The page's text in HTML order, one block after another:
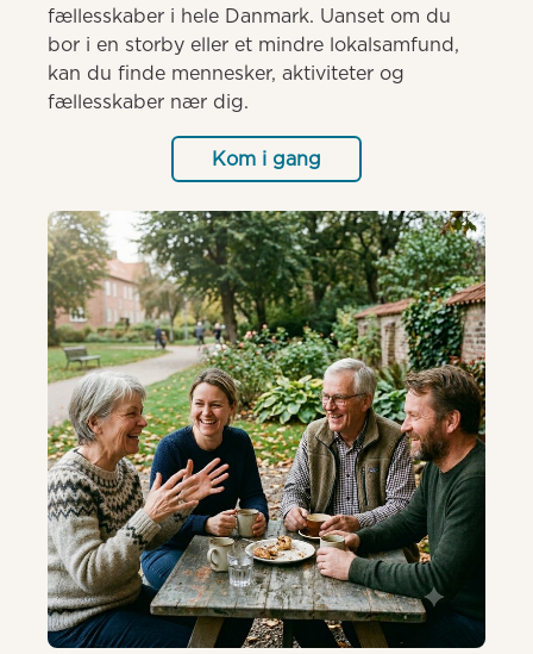
fællesskaber i hele Danmark. Uanset om du
bor i en storby eller et mindre lokalsamfund,
kan du finde mennesker, aktiviteter og
fællesskaber nær dig.
Kom i gang